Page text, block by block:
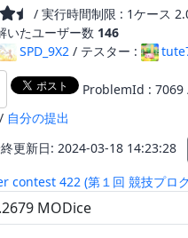
/ 実行時間制限 : 1ケース
いたユーザー数 146
SPD_9X2 / テスター :
ProblemId :
自分の提出
更新日: 2024-03-18 14:23:28
contest 422 (第１回 競技プロ